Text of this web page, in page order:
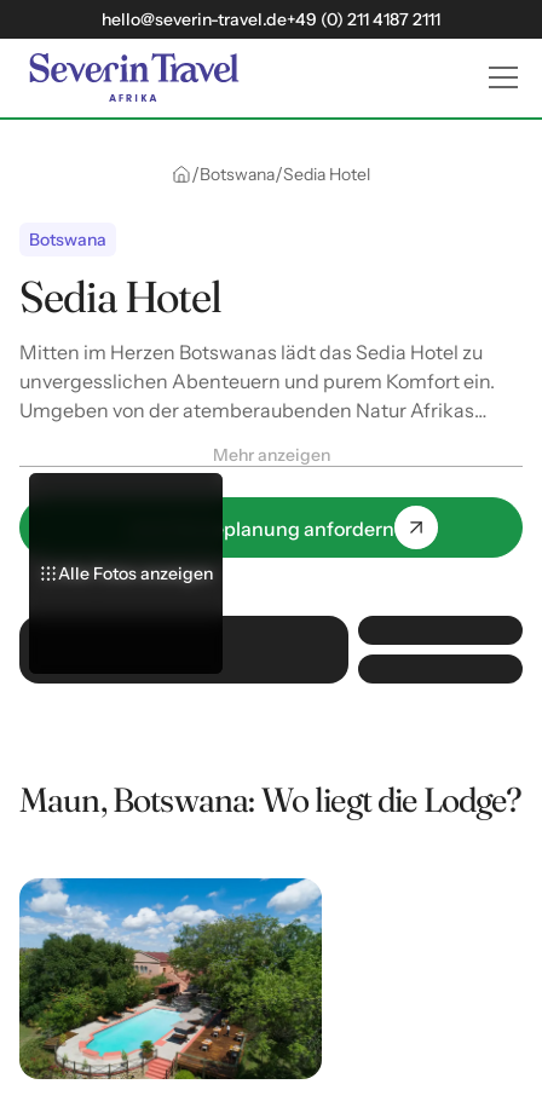
hello@severin-travel.de+49 (0) 211 4187 2111
/Botswana/Sedia Hotel
Botswana
Sedia Hotel
Mitten im Herzen Botswanas lädt das Sedia Hotel zu
unvergesslichen Abenteuern und purem Komfort ein.
Umgeben von der atemberaubenden Natur Afrikas
Entspannung und Entdeckung.
Mehr anzeigen
Jetzt Reiseplanung anfordern
Alle Fotos anzeigen
Alle Fotos anzeigen
Alle Fotos anzeigen
Maun, Botswana: Wo liegt die Lodge?